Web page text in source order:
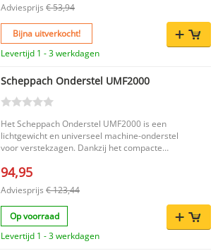
Adviesprijs € 53,94
Bijna uitverkocht!
Levertijd 1 - 3 werkdagen
Scheppach Onderstel UMF2000
Het Scheppach Onderstel UMF2000 is een
lichtgewicht en universeel machine-onderstel
voor verstekzagen. Dankzij het compacte
verplaatsen en op te bergen, terwijl de stabiele
comfortabele werkhouding. Geschikt voor vrijwel
alle merken verstekzagen en ontworpen voor
efficiënt werken op de werkplaats of op locatie.
Belangrijkste voordelen Lichtgewicht design voor
eenvoudig transport Universeel geschikt voor
94,95
Adviesprijs € 123,44
Op voorraad
Levertijd 1 - 3 werkdagen